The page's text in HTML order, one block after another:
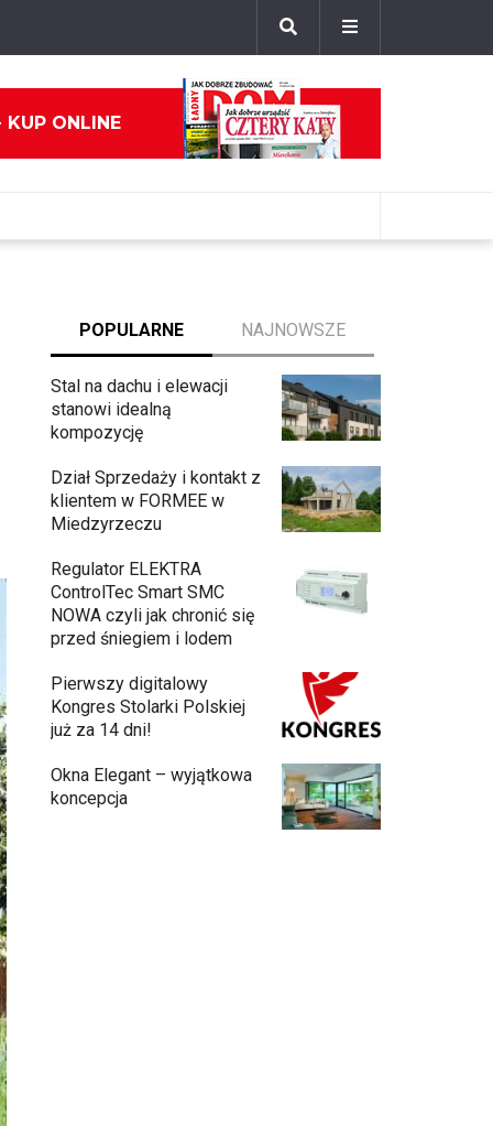
KUP ONLINE
POPULARNE NAJNOWSZE
Stal na dachu i elewacji
stanowi idealną
kompozycję
Dział Sprzedaży i kontakt z
klientem w FORMEE w
Miedzyrzeczu
Regulator ELEKTRA
ControlTec Smart SMC
NOWA czyli jak chronić się
przed śniegiem i lodem
Pierwszy digitalowy
Kongres Stolarki Polskiej
już za 14 dni!
Okna Elegant – wyjątkowa
koncepcja